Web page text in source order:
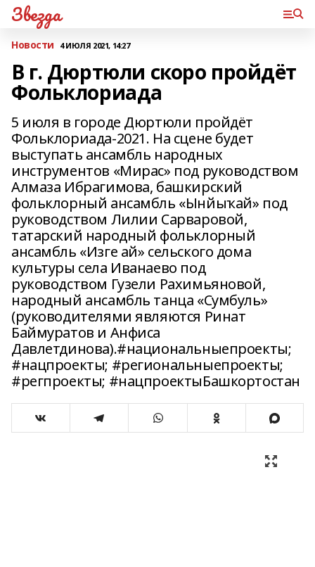
Звезда
Новости 4 ИЮЛЯ 2021, 14:27
В г. Дюртюли скоро пройдёт
Фольклориада
5 июля в городе Дюртюли пройдёт
Фольклориада-2021. ​На сцене будет
выступать ансамбль народных
инструментов «Мирас» под руководством
Алмаза Ибрагимова, башкирский
фольклорный ансамбль «Ынйыҡай» под
руководством Лилии Сарваровой,
татарский народный фольклорный
ансамбль «Изге ай» сельского дома
культуры села Иванаево под
руководством Гузели Рахимьяновой,
народный ансамбль танца «Сумбуль»
(руководителями являются Ринат
Баймуратов и Анфиса
Давлетдинова).#национальныепроекты;
#нацпроекты; #региональныепроекты;
#регпроекты; #нацпроектыБашкортостан